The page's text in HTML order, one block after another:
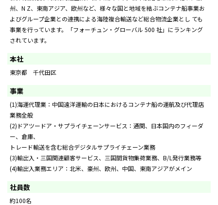
州、N Z、東南アジア、欧州など、様々な国と地域を結ぶコンテナ船事業お
よびグループ企業との連携による海陸複合輸送など総合物流企業とし ても
事業を行っています。「フォーチュン・グローバル 500 社」にランキング
されています。
本社
東京都 千代田区
事業
(1)海運代理業：中国遠洋運輸の日本におけるコンテナ船の運航及び代理店
業務全般
(2)ドアツードア・サプライチェーンサービス：通関、日本国内のフィーダ
ー、倉庫、
トレード輸送を含む総合デジタルサプライチェーン業務
(3)輸出入・三国関連顧客サービス、三国間貨物集荷業務、B/L発行業務等
(4)輸出入業務エリア：北米、豪州、欧州、中国、東南アジアがメイン
社員数
約100名